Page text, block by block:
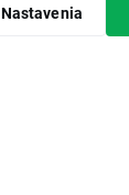
Nastavenia